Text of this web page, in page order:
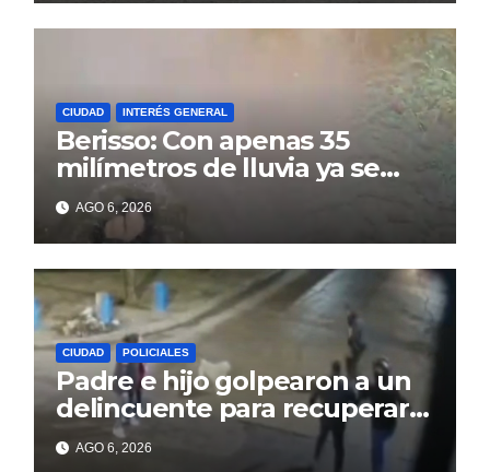
CIUDAD INTERÉS GENERAL
Berisso: Con apenas 35
milímetros de lluvia ya se
sienten los problemas
AGO 6, 2026
CIUDAD POLICIALES
Padre e hijo golpearon a un
delincuente para recuperar
un celular robado en Berisso
AGO 6, 2026